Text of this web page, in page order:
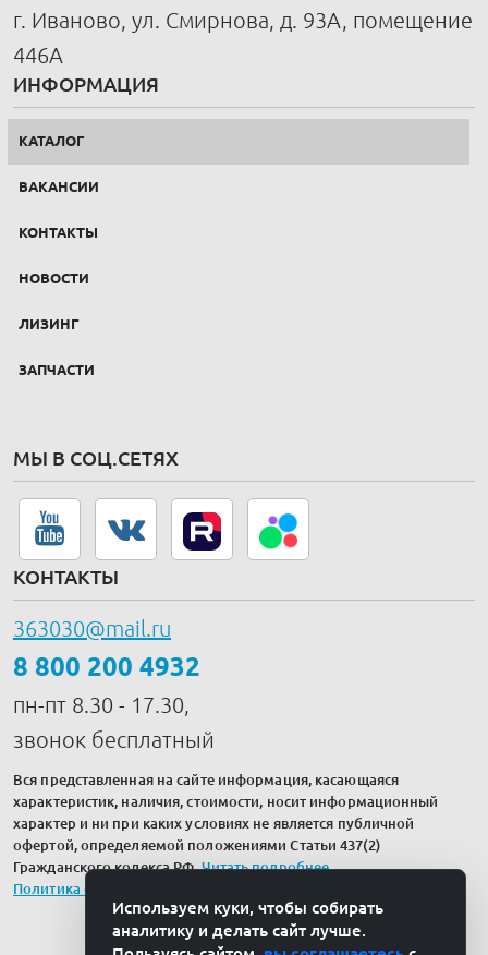
г. Иваново, ул. Смирнова, д. 93А, помещение
446А
ИНФОРМАЦИЯ
КАТАЛОГ
ВАКАНСИИ
КОНТАКТЫ
НОВОСТИ
ЛИЗИНГ
ЗАПЧАСТИ
МЫ В СОЦ.СЕТЯХ
КОНТАКТЫ
363030@mail.ru
8 800 200 4932
пн-пт 8.30 - 17.30,
звонок бесплатный
Вся представленная на сайте информация, касающаяся
характеристик, наличия, стоимости, носит информационный
характер и ни при каких условиях не является публичной
офертой, определяемой положениями Статьи 437(2)
Гражданского кодекса РФ.Читать подробнее.
Политика обработки персональных данных
Используем куки, чтобы собирать
аналитику и делать сайт лучше.